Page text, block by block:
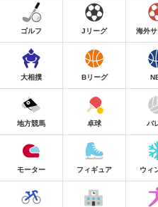
ゴルフ Jリーグ 海外
大相撲 Bリーグ
地方競馬 卓球 バ
モーター フィギュア ウィ